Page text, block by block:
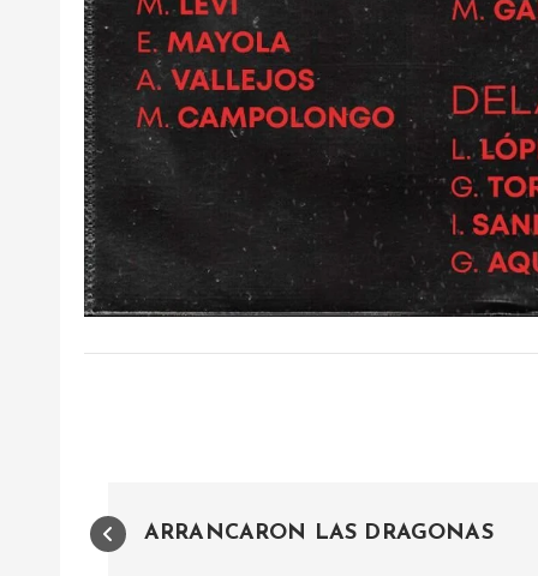
N
ARRANCARON LAS DRAGONAS